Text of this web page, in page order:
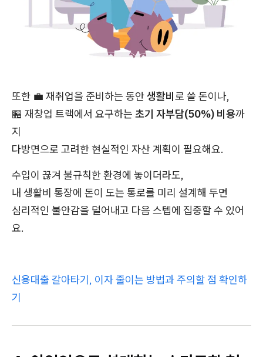
또한 💼 재취업을 준비하는 동안생활비로 쓸 돈이나,
🏪 재창업 트랙에서 요구하는 초기 자부담(50%) 비용까
지
다방면으로 고려한 현실적인 자산 계획이 필요해요.
수입이 끊겨 불규칙한 환경에 놓이더라도,
내 생활비 통장에 돈이 도는 통로를 미리 설계해 두면
심리적인 불안감을 덜어내고 다음 스텝에 집중할 수 있어
요.
신용대출 갈아타기, 이자 줄이는 방법과 주의할 점 확인하
기